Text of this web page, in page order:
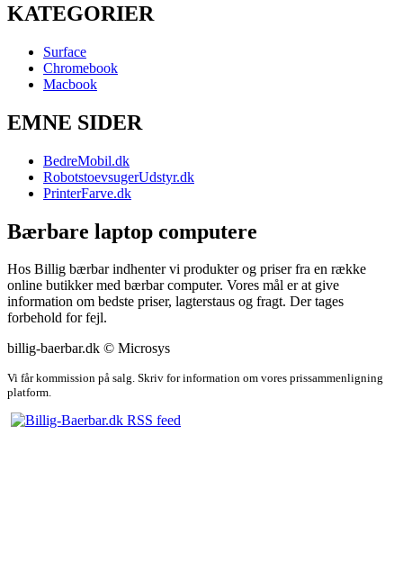
KATEGORIER
Surface
Chromebook
Macbook
EMNE SIDER
BedreMobil.dk
RobotstoevsugerUdstyr.dk
PrinterFarve.dk
Bærbare laptop computere
Hos Billig bærbar indhenter vi produkter og priser fra en række
online butikker med bærbar computer. Vores mål er at give
information om bedste priser, lagterstaus og fragt. Der tages
forbehold for fejl.
billig-baerbar.dk © Microsys
Vi får kommission på salg. Skriv for information om vores prissammenligning
platform.